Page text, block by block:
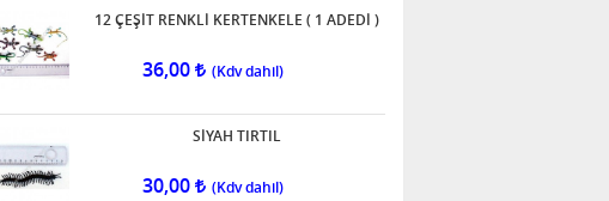
12 ÇEŞİT RENKLİ KERTENKELE ( 1 ADEDİ )
36,00
SİYAH TIRTIL
30,00